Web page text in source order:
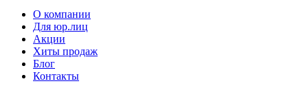
О компании
Для юр.лиц
Акции
Хиты продаж
Блог
Контакты